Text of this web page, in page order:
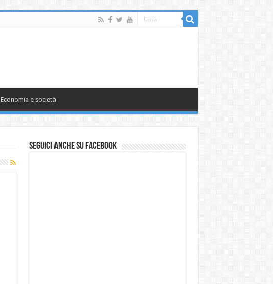
Economia e società
Seguici anche su Facebook